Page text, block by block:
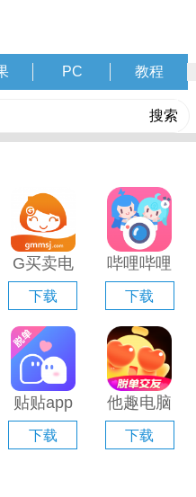
PC 教程
G买卖电
脑版「含
模拟器」
下载
哔哩哔哩
直播姬电
脑版「含
模拟器」
下载
贴贴app
电脑版
「含模拟
下载
他趣电脑
版「含模
拟器」
下载